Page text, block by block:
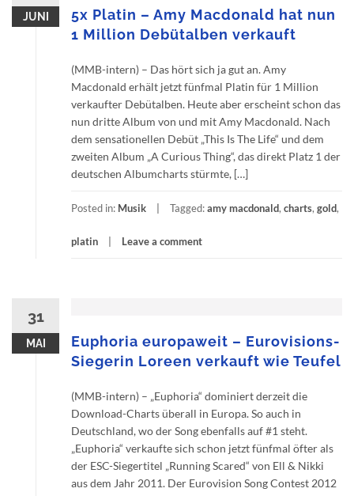
JUNI
5x Platin – Amy Macdonald hat nun
1 Million Debütalben verkauft
(MMB-intern) – Das hört sich ja gut an. Amy
Macdonald erhält jetzt fünfmal Platin für 1 Million
verkaufter Debütalben. Heute aber erscheint schon das
nun dritte Album von und mit Amy Macdonald. Nach
dem sensationellen Debüt „This Is The Life“ und dem
zweiten Album „A Curious Thing“, das direkt Platz 1 der
deutschen Albumcharts stürmte, […]
Posted in: Musik Tagged:amy macdonald, charts, gold,
platin Leave a comment
31
MAI
Euphoria europaweit – Eurovisions-
Siegerin Loreen verkauft wie Teufel
(MMB-intern) – „Euphoria“ dominiert derzeit die
Download-Charts überall in Europa. So auch in
Deutschland, wo der Song ebenfalls auf #1 steht.
„Euphoria“ verkaufte sich schon jetzt fünfmal öfter als
der ESC-Siegertitel „Running Scared“ von Ell & Nikki
aus dem Jahr 2011. Der Eurovision Song Contest 2012